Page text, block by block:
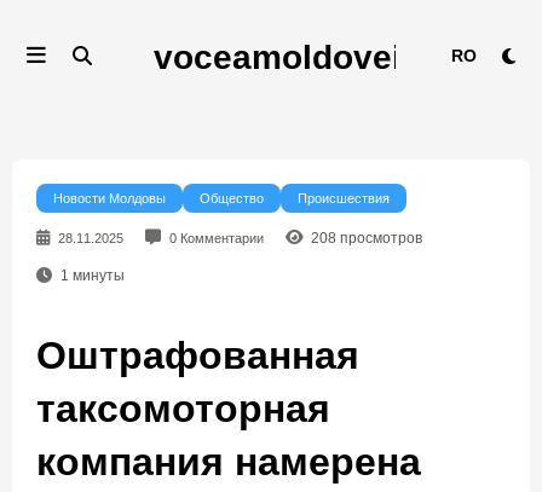
содержимому
RO
Новости Молдовы Общество Происшествия
28.11.2025 0 Комментарии 208 просмотров
1 минуты
Оштрафованная
таксомоторная
компания намерена